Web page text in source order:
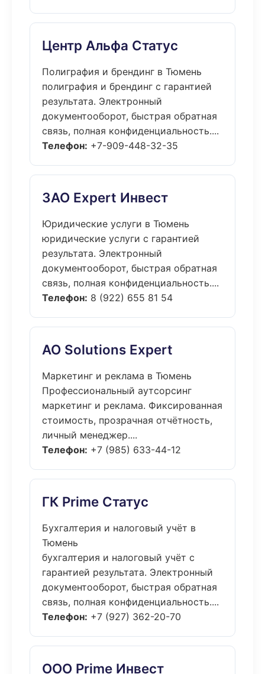
Центр Альфа Статус
Полиграфия и брендинг в Тюмень
полиграфия и брендинг с гарантией
результата. Электронный
документооборот, быстрая обратная
связь, полная конфиденциальность....
Телефон: +7-909-448-32-35
ЗАО Expert Инвест
Юридические услуги в Тюмень
юридические услуги с гарантией
результата. Электронный
документооборот, быстрая обратная
связь, полная конфиденциальность....
Телефон: 8 (922) 655 81 54
АО Solutions Expert
Маркетинг и реклама в Тюмень
Профессиональный аутсорсинг
маркетинг и реклама. Фиксированная
стоимость, прозрачная отчётность,
личный менеджер....
Телефон: +7 (985) 633-44-12
ГК Prime Статус
Бухгалтерия и налоговый учёт в
Тюмень
бухгалтерия и налоговый учёт с
гарантией результата. Электронный
документооборот, быстрая обратная
связь, полная конфиденциальность....
Телефон: +7 (927) 362-20-70
ООО Prime Инвест